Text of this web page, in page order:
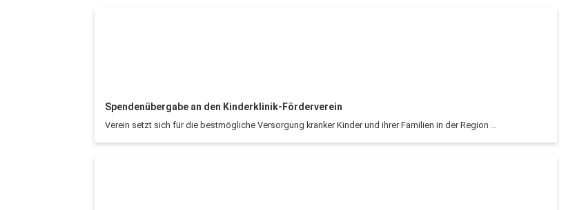
Spendenübergabe an den Kinderklinik-Förderverein
Verein setzt sich für die bestmögliche Versorgung kranker Kinder und ihrer Familien in der Region …